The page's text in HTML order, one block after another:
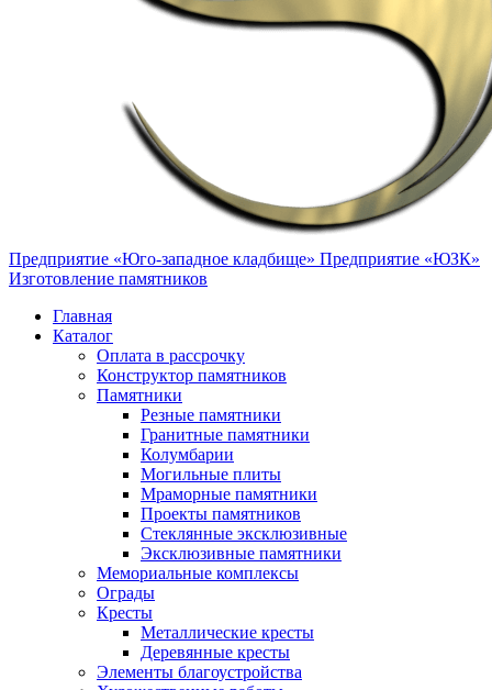
Предприятие «Юго-западное кладбище» Предприятие «ЮЗК»
Изготовление памятников
Главная
Каталог
Оплата в рассрочку
Конструктор памятников
Памятники
Резные памятники
Гранитные памятники
Колумбарии
Могильные плиты
Мраморные памятники
Проекты памятников
Стеклянные эксклюзивные
Эксклюзивные памятники
Мемориальные комплексы
Ограды
Кресты
Металлические кресты
Деревянные кресты
Элементы благоустройства